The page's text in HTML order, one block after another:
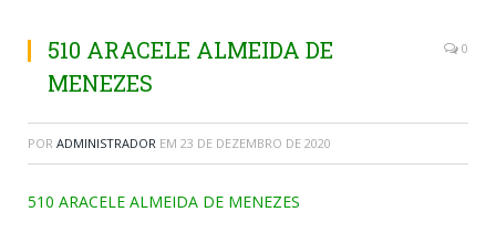
510 ARACELE ALMEIDA DE
MENEZES
0
POR ADMINISTRADOR EM 23 DE DEZEMBRO DE 2020
510 ARACELE ALMEIDA DE MENEZES